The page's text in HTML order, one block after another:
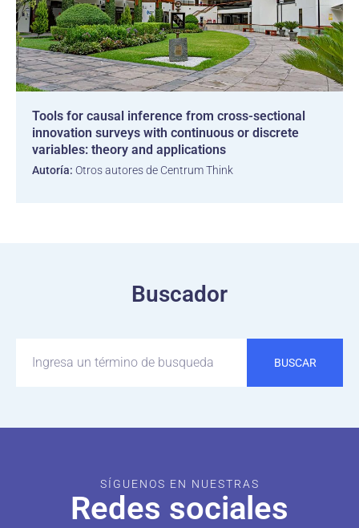
Tools for causal inference from cross-sectional
innovation surveys with continuous or discrete
variables: theory and applications
Autoría: Otros autores de Centrum Think
Buscador
BUSCAR
SÍGUENOS EN NUESTRAS
Redes sociales